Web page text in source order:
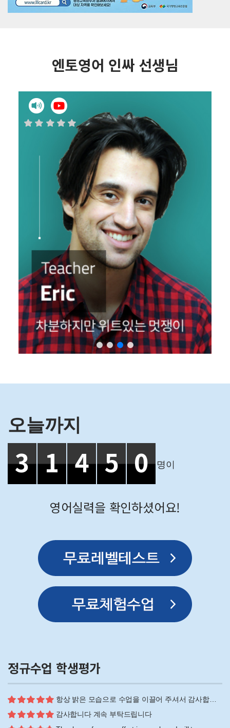
엔토영어 인싸 선생님
오늘까지
3 1 4 5 0 명이
영어실력을 확인하셨어요!
정규수업 학생평가
항상 밝은 모습으로 수업을 이끌어 주셔서 감사합니다!
감사합니다 계속 부탁드립니다